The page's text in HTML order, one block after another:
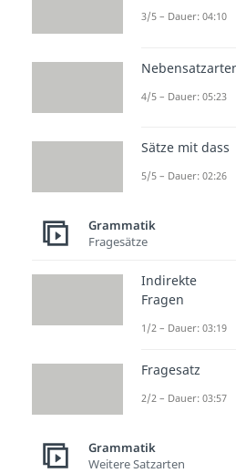
Futur 2:
den
→ Du
einem
der
haben
Gut zu wissen:
im
selten vor.
formellen
Kontexten
3/5 – Dauer: 04:10
4/5 – Dauer: 05:23
Sätze mit dass
5/5 – Dauer: 02:26
Grammatik
Fragesätze
Indirekte
Fragen
1/2 – Dauer: 03:19
Fragesatz
2/2 – Dauer: 03:57
Grammatik
Weitere Satzarten